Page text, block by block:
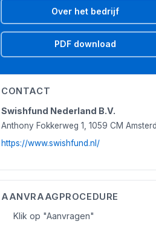
Over het bedrijf
PDF download
CONTACT
Swishfund Nederland B.V.
Anthony Fokkerweg 1, 1059 CM
https://www.swishfund.nl/
AANVRAAGPROCEDURE
Klik op "Aanvragen"